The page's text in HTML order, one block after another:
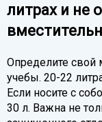
литрах и не
Определите
учебы. 20-22
Если носите с
30 л. Важна не